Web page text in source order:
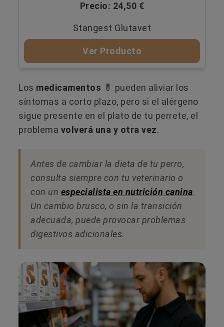
Precio: 24,50 €
Stangest Glutavet
Ver Producto
Los medicamentos 💊​ pueden aliviar los
síntomas a corto plazo, pero si el alérgeno
sigue presente en el plato de tu perrete, el
problema volverá una y otra vez.
Antes de cambiar la dieta de tu perro,
consulta siempre con tu veterinario o
con un especialista en nutrición canina.
Un cambio brusco, o sin la transición
adecuada, puede provocar problemas
digestivos adicionales.